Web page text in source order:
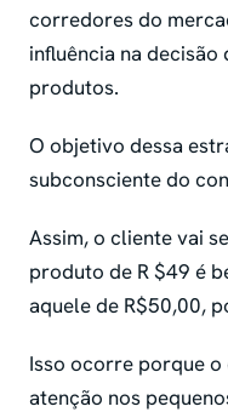
corredores do
influência na
produtos.
O objetivo dessa
subconsciente do
Assim, o cliente vai
produto de R $49 é
aquele de R$50,00,
Isso ocorre porque o
atenção nos